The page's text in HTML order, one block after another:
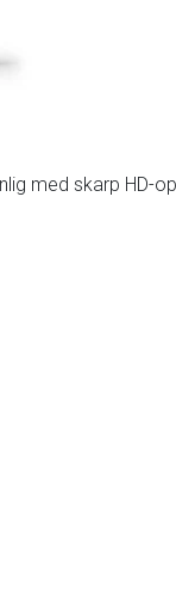
med skarp HD-